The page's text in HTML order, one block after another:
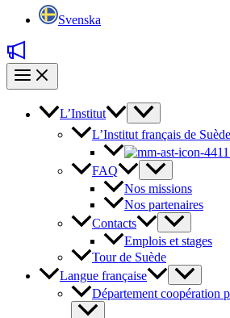
Svenska
L’Institut
L’Institut français de Suède
FAQ
Nos missions
Nos partenaires
Contacts
Emplois et stages
Tour de Suède
Langue française
Département coopération